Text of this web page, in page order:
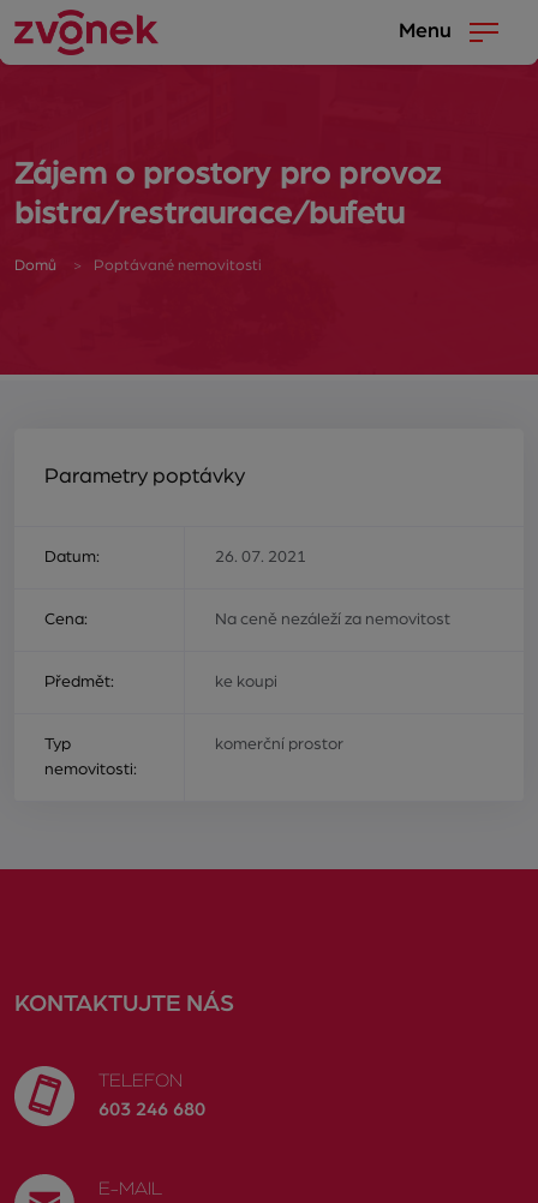
Menu
Zájem o prostory pro provoz
bistra/restraurace/bufetu
Domů Poptávané nemovitosti
Parametry poptávky
Datum: 26. 07. 2021
Cena: Na ceně nezáleží za nemovitost
Předmět: ke koupi
Typ
nemovitosti:
komerční prostor
KONTAKTUJTE NÁS
TELEFON
603 246 680
E-MAIL